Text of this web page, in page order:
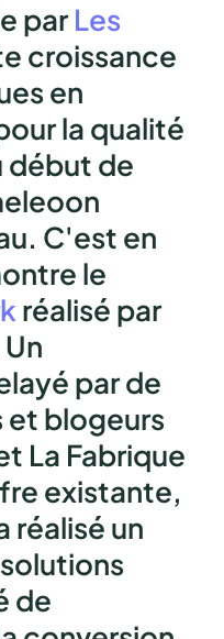
parLes
croissance
en
la qualité
début de
C'est en
le
réalisé par
par de
et blogeurs
La Fabrique
existante,
réalisé un
de